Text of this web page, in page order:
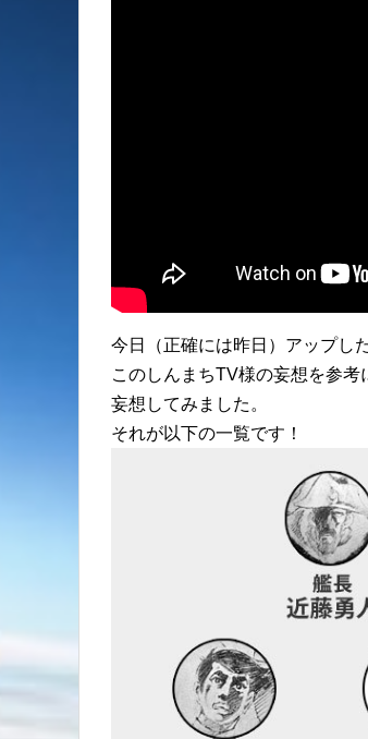
今日（正確には昨日）アップし
このしんまちTV様の妄想を参
妄想してみました。
それが以下の一覧です！